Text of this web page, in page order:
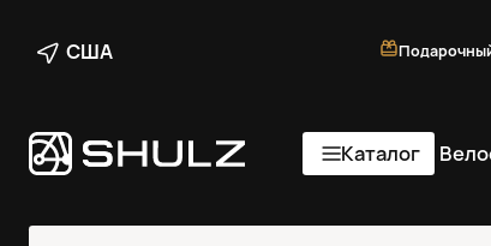
США
Каталог